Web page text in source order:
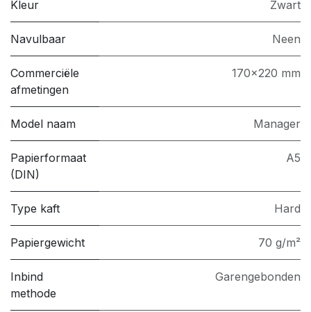
Kleur Zwart
Navulbaar Neen
Commerciële
afmetingen
170x220 mm
Model naam Manager
Papierformaat
(DIN)
A5
Type kaft Hard
Papiergewicht 70 g/m²
Inbind
methode
Garengebonden